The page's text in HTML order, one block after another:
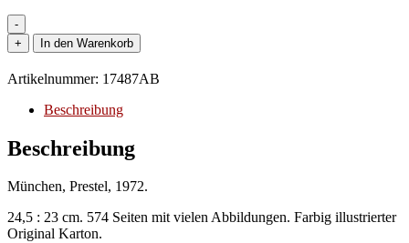
-
Baern.
Kunst
und
Menge
+ In den Warenkorb
Artikelnummer: 17487AB
Beschreibung
Beschreibung
München, Prestel, 1972.
24,5 : 23 cm. 574 Seiten mit vielen Abbildungen. Farbig illustrierter
Original Karton.